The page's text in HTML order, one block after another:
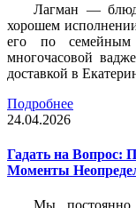
Лагман —
хорошем
его по
многочасовой
доставкой в
Подробнее
24.04.2026
Гадать на Вопрос:
Моменты